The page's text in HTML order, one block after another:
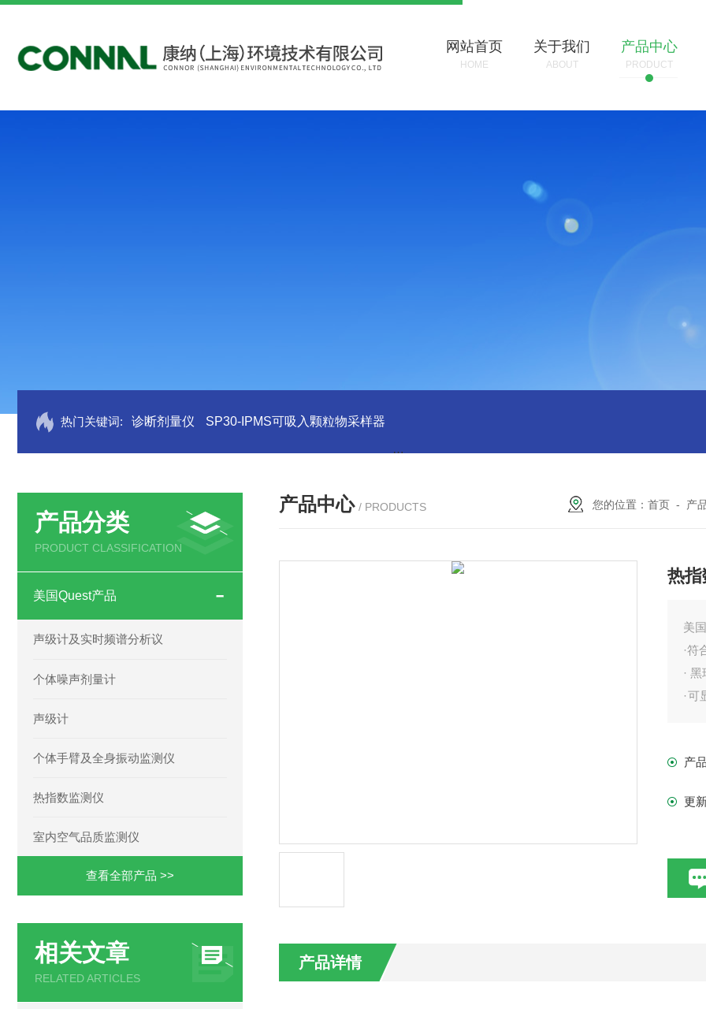
网站首页
HOME
关于我们
ABOUT
产品中心
PRODUCT
热门关键词: 诊断剂量仪 SP30-IPMS可吸入颗粒物采样器 CQB300
产品分类
PRODUCT CLASSIFICATION
美国Quest产品
声级计及实时频谱分析议
个体噪声剂量计
声级计
个体手臂及全身振动监测仪
热指数监测仪
室内空气品质监测仪
查看全部产品 >>
相关文章
RELATED ARTICLES
产品中心 / PRODUCTS 您的位置： 首页 - 产
热指
美
·符
·
·可
·可
加
产
更
产品详情